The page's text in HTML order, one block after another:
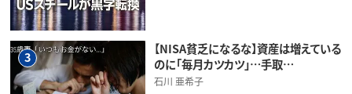
3
【NISA貧乏になるな】資産は増えている
のに「毎月カツカツ」…手取…
石川 亜希子